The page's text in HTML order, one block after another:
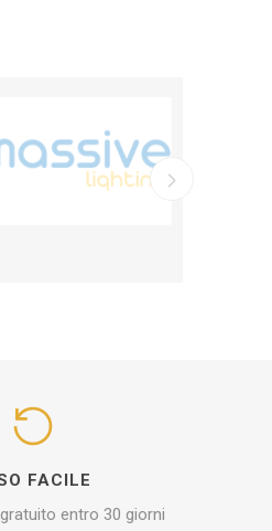
FACILE
entro 30 giorni